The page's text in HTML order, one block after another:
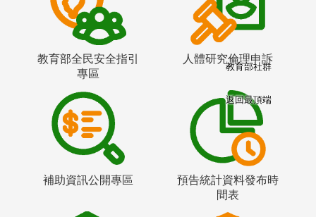
教育部全民安全指引
專區
人體研究倫理申訴
補助資訊公開專區
預告統計資料發布時
間表
教育部社群
返回最頂端